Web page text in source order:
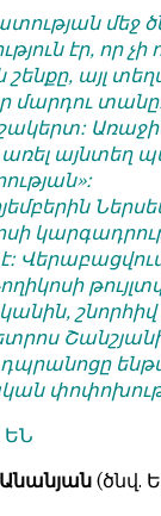
մեջ
էր, որ չի
այլ
մարդու տանը:
Առաջին
առել այնտեղ
ԵՆ
(ծնվ.